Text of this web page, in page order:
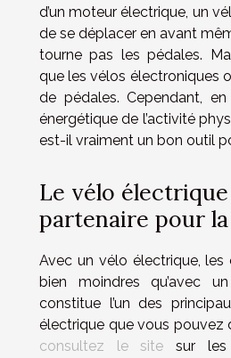
d’un moteur électrique, un
de se déplacer en avant
tourne pas les pédales.
que les vélos électroniques
de pédales. Cependant,
énergétique de l’activité
est-il vraiment un bon outil
Le vélo
partenaire pour
Avec un vélo électrique,
bien moindres qu’avec
constitue l’un des
électrique que vous pouvez
consultez le site sur les